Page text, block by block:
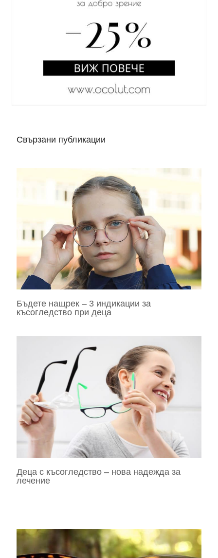
Свързани публикации
Бъдете нащрек – 3 индикации за
късогледство при деца
Деца с късогледство – нова надежда за
лечение